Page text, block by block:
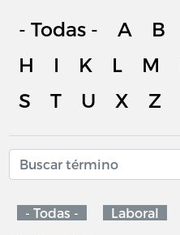
- Todas - A B
H
I K L M
S
T U X Z
- Todas - Laboral